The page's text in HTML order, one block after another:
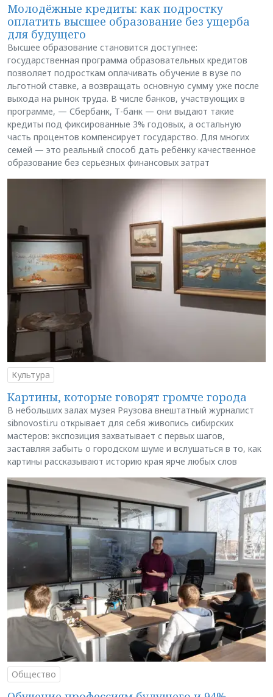
Молодёжные кредиты: как подростку
оплатить высшее образование без ущерба
для будущего
Высшее образование становится доступнее:
государственная программа образовательных кредитов
позволяет подросткам оплачивать обучение в вузе по
льготной ставке, а возвращать основную сумму уже после
выхода на рынок труда. В числе банков, участвующих в
программе, — Сбербанк, Т-банк — они выдают такие
кредиты под фиксированные 3% годовых, а остальную
часть процентов компенсирует государство. Для многих
семей — это реальный способ дать ребёнку качественное
образование без серьёзных финансовых затрат
Культура
Картины, которые говорят громче города
В небольших залах музея Ряузова внештатный журналист
sibnovosti.ru открывает для себя живопись сибирских
мастеров: экспозиция захватывает с первых шагов,
заставляя забыть о городском шуме и вслушаться в то, как
картины рассказывают историю края ярче любых слов
Общество